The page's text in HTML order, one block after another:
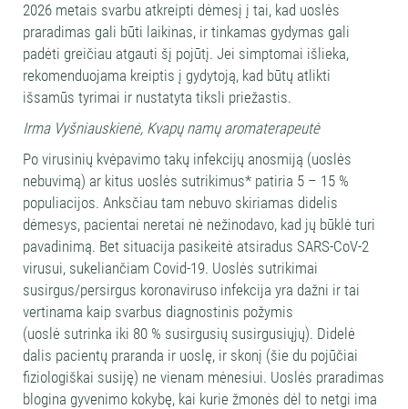
2026 metais svarbu atkreipti dėmesį į tai, kad uoslės
praradimas gali būti laikinas, ir tinkamas gydymas gali
padėti greičiau atgauti šį pojūtį. Jei simptomai išlieka,
rekomenduojama kreiptis į gydytoją, kad būtų atlikti
išsamūs tyrimai ir nustatyta tiksli priežastis.
Irma Vyšniauskienė, Kvapų namų aromaterapeutė
Po virusinių kvėpavimo takų infekcijų anosmiją (uoslės
nebuvimą) ar kitus uoslės sutrikimus* patiria 5 – 15 %
populiacijos. Anksčiau tam nebuvo skiriamas didelis
dėmesys, pacientai neretai nė nežinodavo, kad jų būklė turi
pavadinimą. Bet situacija pasikeitė atsiradus SARS-CoV-2
virusui, sukeliančiam Covid-19. Uoslės sutrikimai
susirgus/persirgus koronaviruso infekcija yra dažni ir tai
vertinama kaip svarbus diagnostinis požymis
(uoslė sutrinka iki 80 % susirgusių susirgusiųjų). Didelė
dalis pacientų praranda ir uoslę, ir skonį (šie du pojūčiai
fiziologiškai susiję) ne vienam mėnesiui. Uoslės praradimas
blogina gyvenimo kokybę, kai kurie žmonės dėl to netgi ima